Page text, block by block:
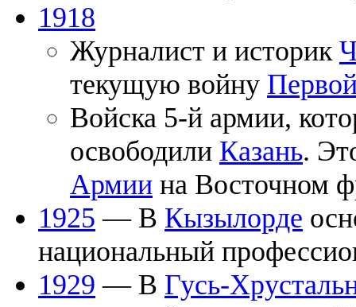
1918
Журналист и историк
текущую войну
Войска 5-й армии,
освободили Казань.
Армии на Восточном
1925 — В Кызылорде
национальный
1929 — В Гусь-